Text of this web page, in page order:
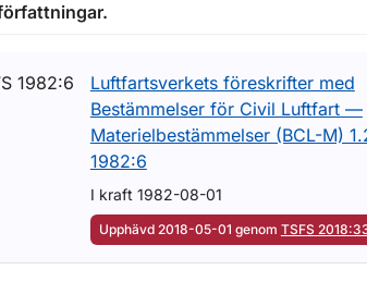
för Föreskrifter i nummerordning
1982:6
Luftfartsverkets föreskrifter med
Bestämmelser för Civil Luftfart —
Materielbestämmelser (BCL-M)
1982:6
I kraft 1982-08-01
Upphävd 2018-05-01 genom TSFS